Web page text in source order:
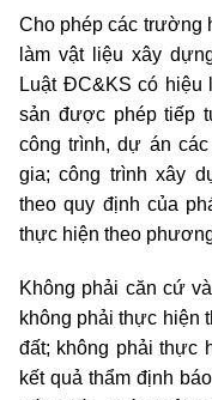
Cho phép các trường
làm vật liệu xây
Luật ĐC&KS có hiệu
sản được phép tiếp
công trình, dự án
gia; công trình xây
theo quy định của
thực hiện theo
Không phải căn cứ
không phải thực hiện
đất; không phải thực
kết quả thẩm định